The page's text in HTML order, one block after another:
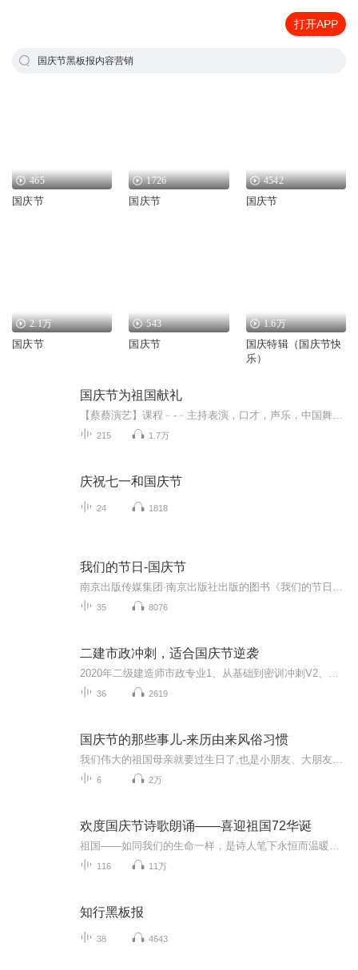
打开APP
国庆节黑板报内容营销
465
国庆节
1726
国庆节
4542
国庆节
2.1万
国庆节
543
国庆节
1.6万
国庆特辑（国庆节快
乐）
国庆节为祖国献礼
215 1.7万
庆祝七一和国庆节
24 1818
我们的节日-国庆节
35 8076
二建市政冲刺，适合国庆节逆袭
36 2619
国庆节的那些事儿-来历由来风俗习惯
6 2万
欢度国庆节诗歌朗诵——喜迎祖国72华诞
116 11万
知行黑板报
38 4643